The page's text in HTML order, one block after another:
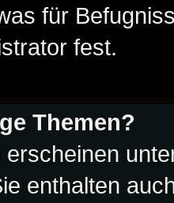
für
fest.
Themen?
enthalten